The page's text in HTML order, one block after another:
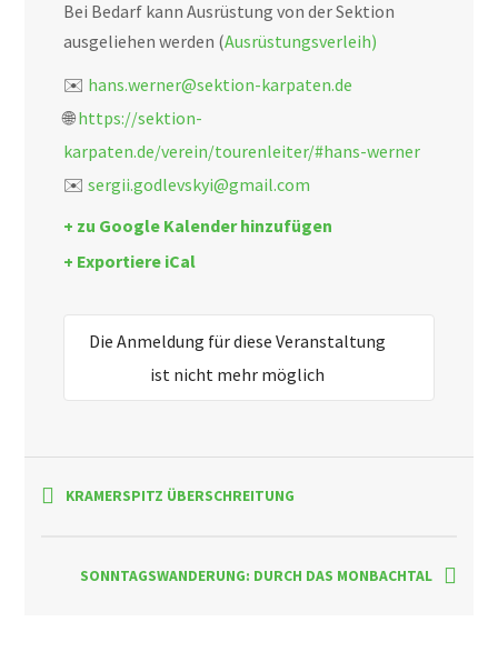
Bei Bedarf kann Ausrüstung von der Sektion
ausgeliehen werden (Ausrüstungsverleih)
✉️ hans.werner@sektion-karpaten.de
🌐https://sektion-
karpaten.de/verein/tourenleiter/#hans-werner
✉️sergii.godlevskyi@gmail.com
+ zu Google Kalender hinzufügen
+ Exportiere iCal
Die Anmeldung für diese Veranstaltung
ist nicht mehr möglich
KRAMERSPITZ ÜBERSCHREITUNG
SONNTAGSWANDERUNG: DURCH DAS MONBACHTAL